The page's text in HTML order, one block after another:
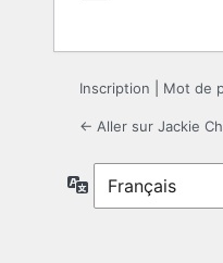
Inscription Mot de
← Aller sur Jackie
Langue